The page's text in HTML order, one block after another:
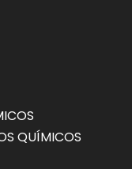
QUÍMICOS